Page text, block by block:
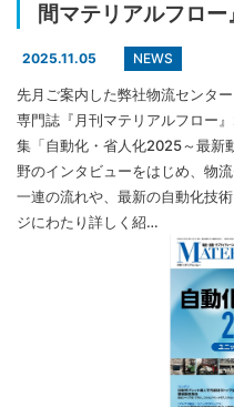
間マテリアルフロ
2025.11.05 NEWS
先月ご案内した弊社物流センタ
専門誌『月刊マテリアルフロー
集「自動化・省人化2025～最新
野のインタビューをはじめ、物
一連の流れや、最新の自動化技
ジにわたり詳しく紹…